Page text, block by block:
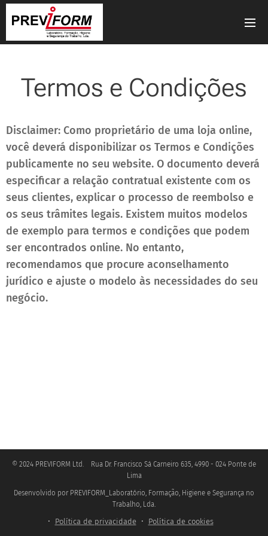
Termos e Condições
Disclaimer: Como proprietário de uma loja online,
você deverá disponibilizar os Termos e Condições
publicamente no seu website. O documento deverá
especificar a relação contratual existente com os
seus clientes, explicar o processo de reembolso e
os seus trâmites legais. Existem muitos modelos
de exemplo para termos e condições que podem
ser encontrados online. No entanto,
recomendamos que procure aconselhamento
jurídico e ajuste o modelo às necessidades do seu
negócio.
© 2024 PREVIFORM Ltd. Rua Dr. Francisco Sá Carneiro 635, 4990 - 024 Ponte de
Lima
Desenvolvido por PREVIFORM_Laboratório, Formação, Higiene e Segurança no
Trabalho, Lda.
Política de privacidade
Política de cookies